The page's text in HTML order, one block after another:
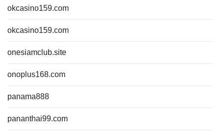
okcasino159.com
okcasino159.com
onesiamclub.site
onoplus168.com
panama888
pananthai99.com